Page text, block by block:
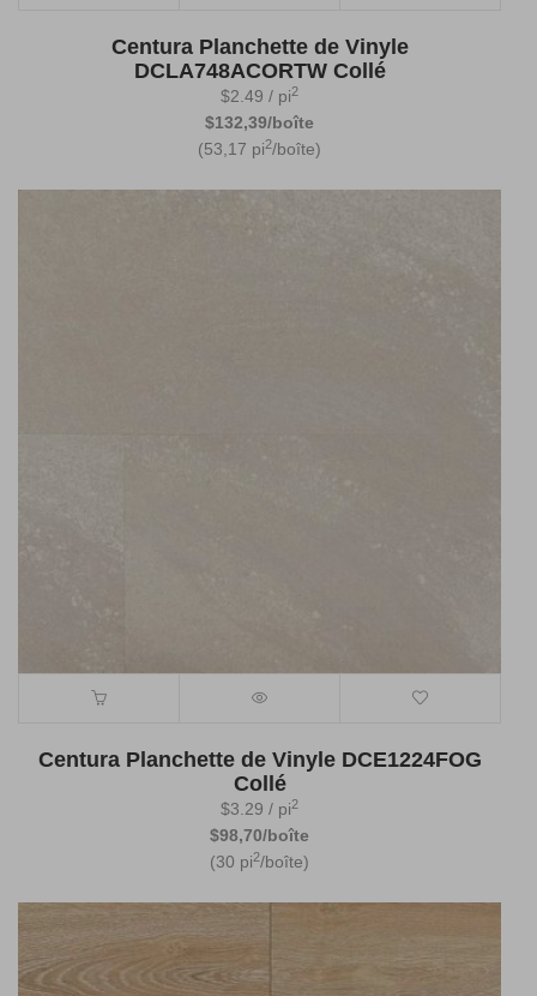
Centura Planchette de Vinyle
DCLA748ACORTW Collé
$2.49 / pi2
$132,39/boîte
(53,17 pi2/boîte)
Centura Planchette de Vinyle DCE1224FOG
Collé
$3.29 / pi2
$98,70/boîte
(30 pi2/boîte)